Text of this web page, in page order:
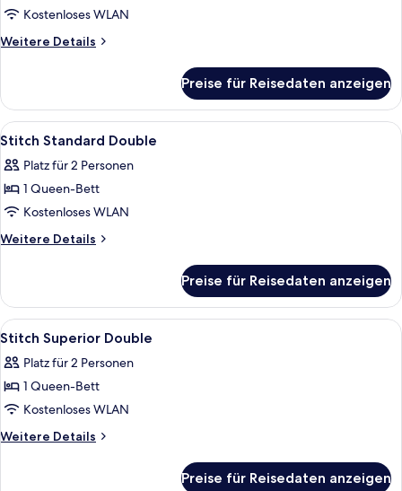
Kostenloses WLAN
Weitere Details
Weitere
Deluxe
Quadruple
Preise für Reisedaten anzeigen
Alle
Fotos
für
Stitch
Standard
Double
Hochwertige Bettwaren,
7
Stitch Standard Double
Platz für 2 Personen
1 Queen-Bett
Kostenloses WLAN
Weitere Details
Weitere
Standard
Double
Preise für Reisedaten anzeigen
Alle
Fotos
für
Stitch
Superior
Double
Hochwertige Bettwaren,
9
Stitch Superior Double
Platz für 2 Personen
1 Queen-Bett
Kostenloses WLAN
Weitere Details
Weitere
Preise für Reisedaten anzeigen